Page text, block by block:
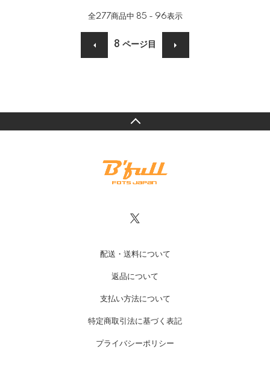
全277商品中 85 - 96表示
8 ページ目
配送・送料について
返品について
支払い方法について
特定商取引法に基づく表記
プライバシーポリシー